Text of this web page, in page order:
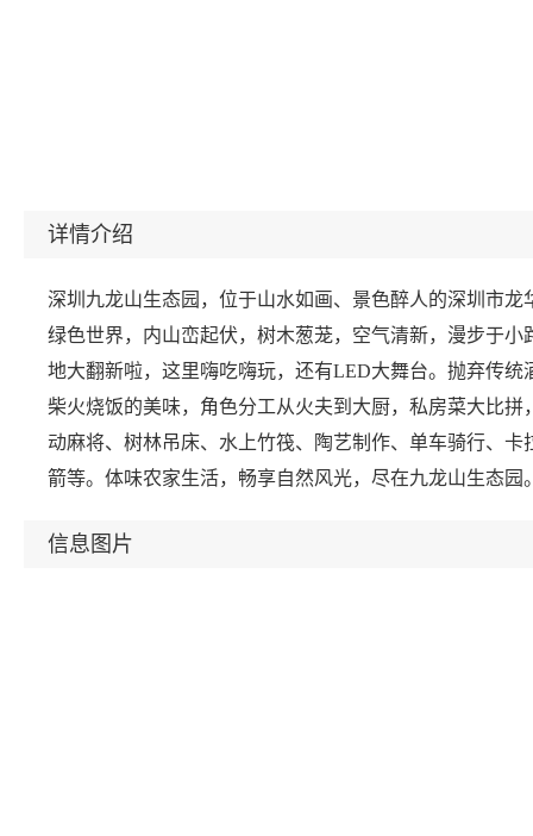
详情介绍
深圳九龙山生态园，位于山水如画、景色醉人的深圳市
绿色世界，内山峦起伏，树木葱茏，空气清新，漫步于
地大翻新啦，这里嗨吃嗨玩，还有LED大舞台。抛弃传
柴火烧饭的美味，角色分工从火夫到大厨，私房菜大比
动麻将、树林吊床、水上竹筏、陶艺制作、单车骑行、
箭等。体味农家生活，畅享自然风光，尽在九龙山生态园
信息图片